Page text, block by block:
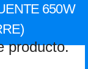
650W
producto.